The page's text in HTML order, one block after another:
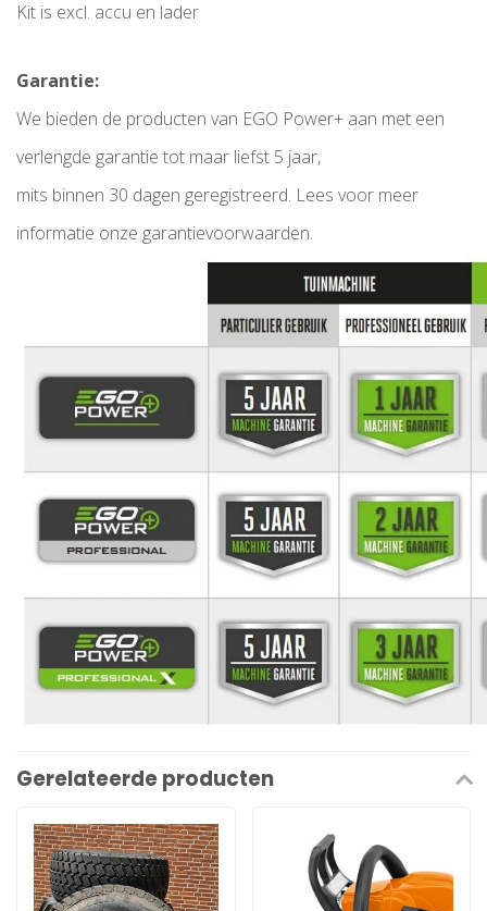
Kit is excl. accu en lader
Garantie:
We bieden de producten van EGO Power+ aan met een
verlengde garantie tot maar liefst 5 jaar,
mits binnen 30 dagen geregistreerd. Lees voor meer
informatie onze garantievoorwaarden.
Gerelateerde producten